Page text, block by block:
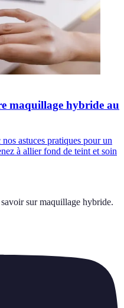
maquillage hybride au
astuces pratiques pour un
à allier fond de teint et soin
sur maquillage hybride.